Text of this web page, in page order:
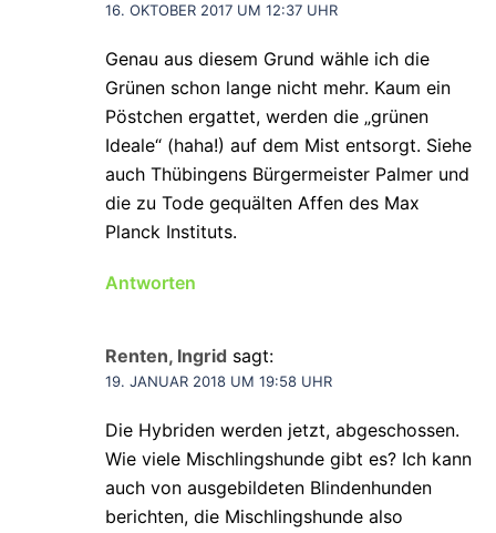
16. OKTOBER 2017 UM 12:37 UHR
Genau aus diesem Grund wähle ich die
Grünen schon lange nicht mehr. Kaum ein
Pöstchen ergattet, werden die „grünen
Ideale“ (haha!) auf dem Mist entsorgt. Siehe
auch Thübingens Bürgermeister Palmer und
die zu Tode gequälten Affen des Max
Planck Instituts.
Antworten
Renten, Ingrid sagt:
19. JANUAR 2018 UM 19:58 UHR
Die Hybriden werden jetzt, abgeschossen.
Wie viele Mischlingshunde gibt es? Ich kann
auch von ausgebildeten Blindenhunden
berichten, die Mischlingshunde also